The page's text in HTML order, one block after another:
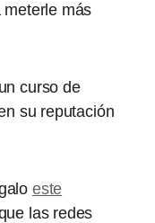
meterle más
curso de
su reputación
este
las redes